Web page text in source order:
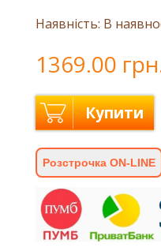
Наявність: В
1369.00
Купити
Розстрочка ON-LINE